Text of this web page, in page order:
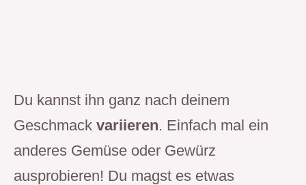
Du kannst ihn ganz nach deinem
Geschmack variieren. Einfach mal ein
anderes Gemüse oder Gewürz
ausprobieren! Du magst es etwas